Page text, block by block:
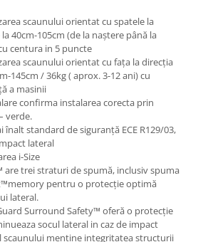
scaunului orientat cu spatele la
40cm-105cm (de la naștere până la
centura in 5 puncte
scaunului orientat cu fața la direcția
145cm / 36kg ( aprox. 3-12 ani) cu
a masinii
confirma instalarea corecta prin
verde.
înalt standard de siguranță ECE R129/03,
lateral
i-Size
are trei straturi de spumă, inclusiv spuma
pentru o protecție optimă
lateral.
Surround Safety™ oferă o protecție
socul lateral in caz de impact
scaunului mentine integritatea structurii